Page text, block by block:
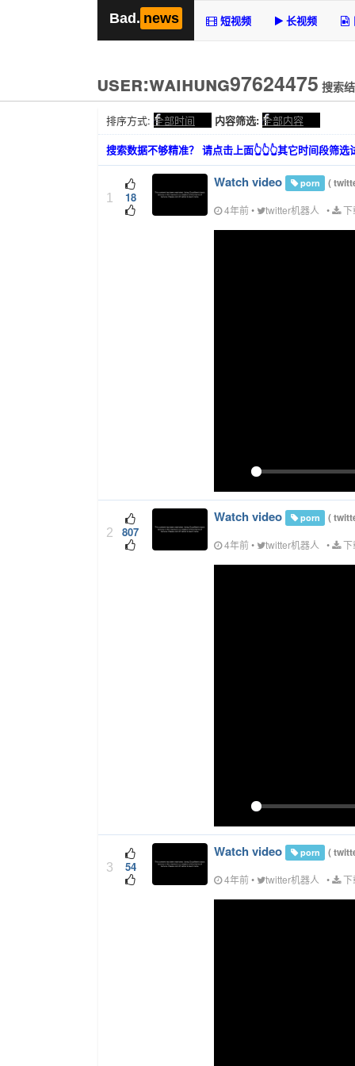
Bad. news 短视频 长视频
user:waihung97624475 搜索
排序方式: 全部时间 内容筛选: 全部内容
搜索数据不够精准？ 请点击上面👆👆👆其它时间段筛选
1 18
Watch video porn (
4年前• twitter机器人 • 下
2 807
Watch video porn (
4年前• twitter机器人 • 下
3 54
Watch video porn (
4年前• twitter机器人 • 下